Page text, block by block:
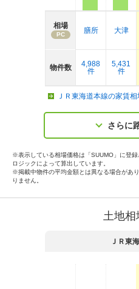
相場
PC
物件数
膳所
4,988
件
大津
5,431
件
ＪＲ東海道本線の家賃
さらに
※表示している相場価格は「SUUMO」に登
ロジックによって算出しています。
※掲載中物件の平均金額とは異なる場合があ
りません。
土地相
ＪＲ東